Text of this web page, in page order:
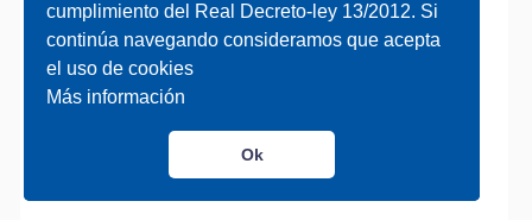
cumplimiento del Real Decreto-ley 13/2012. Si
continúa navegando consideramos que acepta
el uso de cookies
Más información
Ok
cumplimiento del Real Decreto-ley 13/2012. Si
continúa navegando consideramos que acepta
el uso de cookies
Más información
Ok